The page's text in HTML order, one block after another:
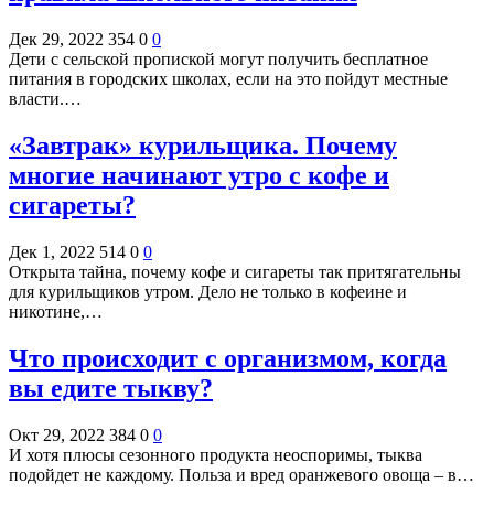
Дек 29, 2022 354 0 0
Дети с сельской пропиской могут получить бесплатное
питания в городских школах, если на это пойдут местные
власти.…
«Завтрак» курильщика. Почему
многие начинают утро с кофе и
сигареты?
Дек 1, 2022 514 0 0
Открыта тайна, почему кофе и сигареты так притягательны
для курильщиков утром. Дело не только в кофеине и
никотине,…
Что происходит с организмом, когда
вы едите тыкву?
Окт 29, 2022 384 0 0
И хотя плюсы сезонного продукта неоспоримы, тыква
подойдет не каждому. Польза и вред оранжевого овоща – в…